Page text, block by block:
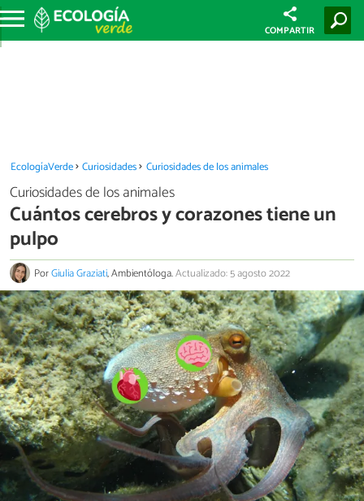
COMPARTIR
EcologíaVerde Curiosidades Curiosidades de los animales
Curiosidades de los animales
Cuántos cerebros y corazones tiene un
pulpo
PorGiulia Graziati, Ambientóloga.Actualizado: 5 agosto 2022